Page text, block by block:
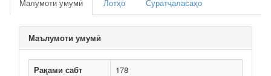
Малумоти умумӣ Лотҳо Суратҷаласаҳо
Маълумоти умумӣ
Рақами сабт
178